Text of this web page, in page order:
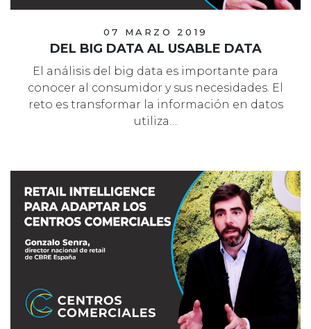
07 MARZO 2019
DEL BIG DATA AL USABLE DATA
El análisis del big data es importante para
conocer al consumidor y sus necesidades. El
reto es transformar la información en datos
utiliza…